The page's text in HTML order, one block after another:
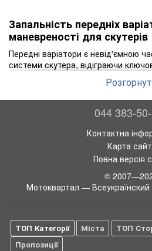
Запальність передніх
маневреності для скутерів
Передні варіатори є невід'ємною
системи скутера, відіграючи
засобу. У статті розглянемо
їх вплив на безпеку та
значення правильного вибору
досягнення найкращих
Передні варіатори є критично
скутерах, що відповідають за
потужності від двигуна до коліс.
старт, ефективне прискорення та
Вибір якісного переднього
скутер може втрачати потужність,
навіть небезпечним у використанні.
044 383-
Контактна
Карта
Повна версія
©
Мотоквартал — Всеукраїнский
ТОП Категорії Міста ТОП
Пропозиції